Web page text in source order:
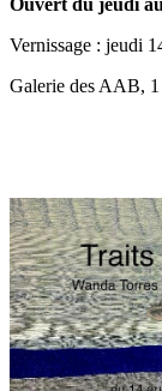
Ouvert du jeudi
Vernissage ‬:‬‭ jeudi
Galerie des AAB, 1